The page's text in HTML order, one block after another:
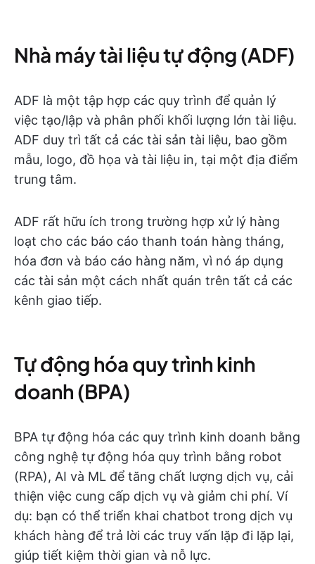
Nhà máy tài liệu tự động (ADF)
ADF là một tập hợp các quy trình để quản lý
việc tạo/lập và phân phối khối lượng lớn tài liệu.
ADF duy trì tất cả các tài sản tài liệu, bao gồm
mẫu, logo, đồ họa và tài liệu in, tại một địa điểm
trung tâm.
ADF rất hữu ích trong trường hợp xử lý hàng
loạt cho các báo cáo thanh toán hàng tháng,
hóa đơn và báo cáo hàng năm, vì nó áp dụng
các tài sản một cách nhất quán trên tất cả các
kênh giao tiếp.
Tự động hóa quy trình kinh
doanh (BPA)
BPA tự động hóa các quy trình kinh doanh bằng
công nghệ tự động hóa quy trình bằng robot
(RPA), AI và ML để tăng chất lượng dịch vụ, cải
thiện việc cung cấp dịch vụ và giảm chi phí. Ví
dụ: bạn có thể triển khai chatbot trong dịch vụ
khách hàng để trả lời các truy vấn lặp đi lặp lại,
giúp tiết kiệm thời gian và nỗ lực.